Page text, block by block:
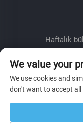
Haftalık
We value your
We use cookies and
don't want to accept all